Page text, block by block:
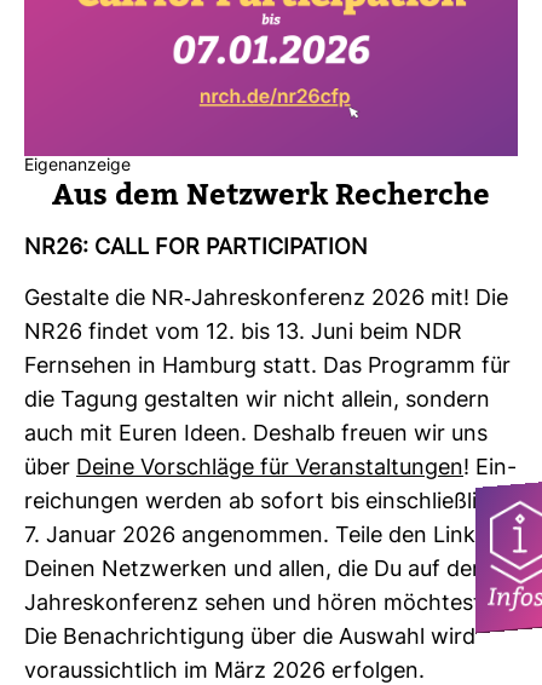
Eigenanzeige
Aus dem Netz­werk Recherche
NR26: CALL FOR PAR­TI­CI­PA­TION
Gestalte die NR-​Jah­res­kon­fe­renz 2026 mit! Die
NR26 findet vom 12. bis 13. Juni beim NDR
Fern­sehen in Ham­burg statt. Das Pro­gramm für
die Tagung gestalten wir nicht allein, son­dern
auch mit Euren Ideen. Des­halb freuen wir uns
über Deine Vor­schläge für Ver­an­stal­tungen! Ein­
rei­chungen werden ab sofort bis ein­schließ­lich
7. Januar 2026 ange­nommen. Teile den Link mit
Deinen Netz­werken und allen, die Du auf der
Jah­res­kon­fe­renz sehen und hören möch­test!
Die Benach­rich­ti­gung über die Aus­wahl wird
vor­aus­sicht­lich im März 2026 erfolgen.